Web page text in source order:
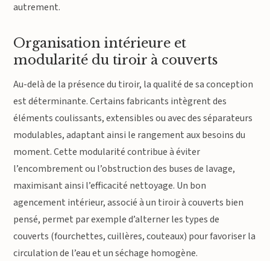
autrement.
Organisation intérieure et
modularité du tiroir à couverts
Au-delà de la présence du tiroir, la qualité de sa conception
est déterminante. Certains fabricants intègrent des
éléments coulissants, extensibles ou avec des séparateurs
modulables, adaptant ainsi le rangement aux besoins du
moment. Cette modularité contribue à éviter
l’encombrement ou l’obstruction des buses de lavage,
maximisant ainsi l’efficacité nettoyage. Un bon
agencement intérieur, associé à un tiroir à couverts bien
pensé, permet par exemple d’alterner les types de
couverts (fourchettes, cuillères, couteaux) pour favoriser la
circulation de l’eau et un séchage homogène.